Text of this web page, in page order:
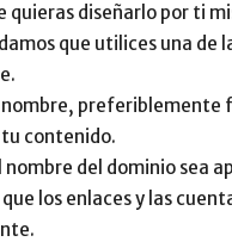
quieras diseñarlo por ti
que utilices una de
nombre, preferiblemente
contenido.
nombre del dominio sea
los enlaces y las